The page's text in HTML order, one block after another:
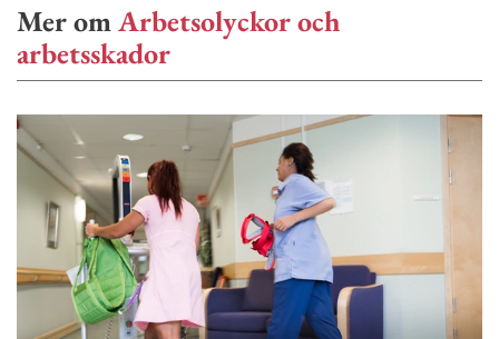
Mer omArbetsolyckor och
arbetsskador